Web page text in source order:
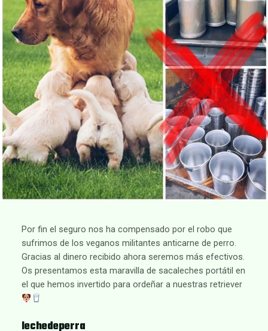
Por fin el seguro nos ha compensado por el robo que
sufrimos de los veganos militantes anticarne de perro.
Gracias al dinero recibido ahora seremos más efectivos.
Os presentamos esta maravilla de sacaleches portátil en
el que hemos invertido para ordeñar a nuestras retriever
lechedeperra